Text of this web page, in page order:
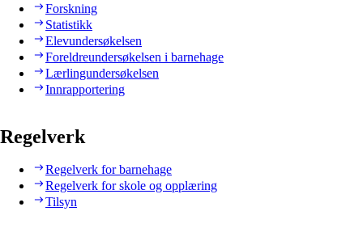
Forskning
Statistikk
Elevundersøkelsen
Foreldreundersøkelsen i barnehage
Lærlingundersøkelsen
Innrapportering
Regelverk
Regelverk for barnehage
Regelverk for skole og opplæring
Tilsyn